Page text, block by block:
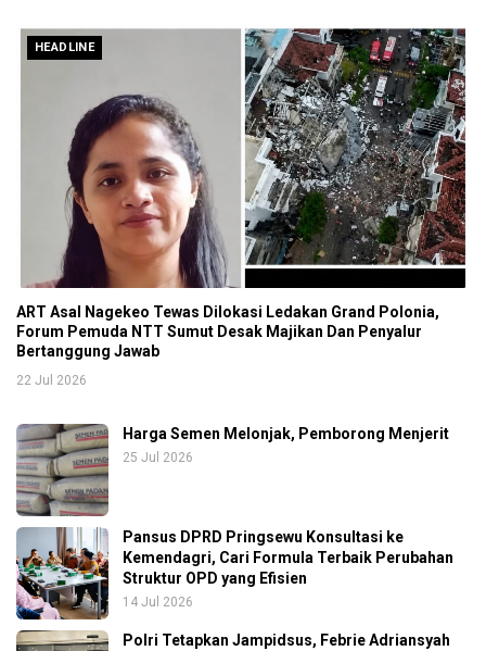
HEADLINE
ART Asal Nagekeo Tewas Dilokasi Ledakan Grand Polonia,
Forum Pemuda NTT Sumut Desak Majikan Dan Penyalur
Bertanggung Jawab
22 Jul 2026
Harga Semen Melonjak, Pemborong Menjerit
25 Jul 2026
Pansus DPRD Pringsewu Konsultasi ke
Kemendagri, Cari Formula Terbaik Perubahan
Struktur OPD yang Efisien
14 Jul 2026
Polri Tetapkan Jampidsus, Febrie Adriansyah